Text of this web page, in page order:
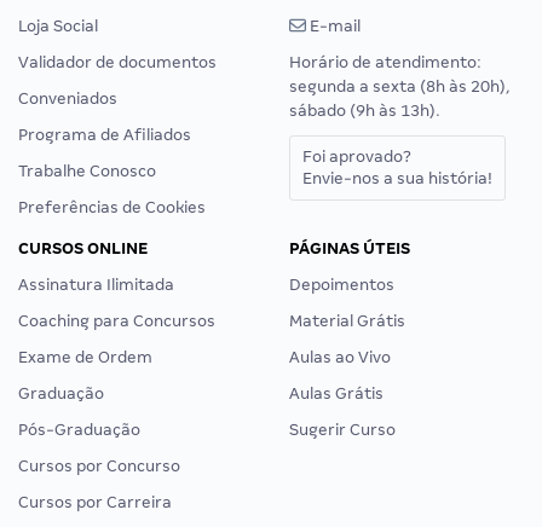
Loja Social
Validador de documentos
Conveniados
Programa de Afiliados
Trabalhe Conosco
Preferências de Cookies
E-mail
Horário de atendimento:
segunda a sexta (8h às 20h),
sábado (9h às 13h).
Foi aprovado?
Envie-nos a sua história!
CURSOS ONLINE
Assinatura Ilimitada
Coaching para Concursos
Exame de Ordem
Graduação
Pós-Graduação
Cursos por Concurso
Cursos por Carreira
PÁGINAS ÚTEIS
Depoimentos
Material Grátis
Aulas ao Vivo
Aulas Grátis
Sugerir Curso